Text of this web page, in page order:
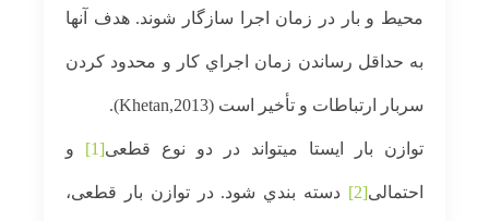
محیط و بار در زمان اجرا سازگار شوند. هدف آنها
به حداقل رساندن زمان اجراي کار و محدود کردن
سربار ارتباطات و تأخير است (Khetan,2013).
توازن بار ایستا میتواند در دو نوع قطعی[1] و
احتمالی[2] دسته بندي شود. در توازن بار قطعی،